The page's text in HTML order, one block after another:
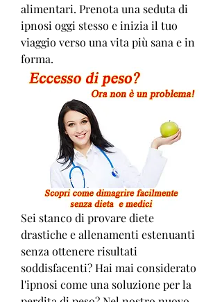
alimentari. Prenota una seduta di
ipnosi oggi stesso e inizia il tuo
viaggio verso una vita più sana e in
forma.
Sei stanco di provare diete
drastiche e allenamenti estenuanti
senza ottenere risultati
soddisfacenti? Hai mai considerato
l'ipnosi come una soluzione per la